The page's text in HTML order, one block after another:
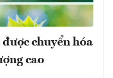
chuyển hóa
cao